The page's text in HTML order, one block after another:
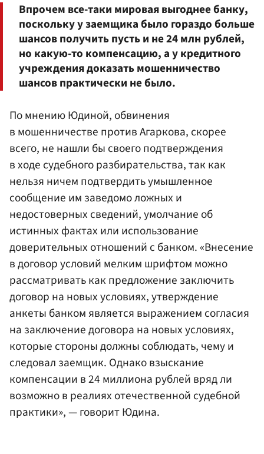
Впрочем все-таки мировая выгоднее банку,
поскольку у заемщика было гораздо больше
шансов получить пусть и не 24 млн рублей,
но какую-то компенсацию, а у кредитного
учреждения доказать мошенничество
шансов практически не было.
По мнению Юдиной, обвинения
в мошенничестве против Агаркова, скорее
всего, не нашли бы своего подтверждения
в ходе судебного разбирательства, так как
нельзя ничем подтвердить умышленное
сообщение им заведомо ложных и
недостоверных сведений, умолчание об
истинных фактах или использование
доверительных отношений с банком. «Внесение
в договор условий мелким шрифтом можно
рассматривать как предложение заключить
договор на новых условиях, утверждение
анкеты банком является выражением согласия
на заключение договора на новых условиях,
которые стороны должны соблюдать, чему и
следовал заемщик. Однако взыскание
компенсации в 24 миллиона рублей вряд ли
возможно в реалиях отечественной судебной
практики», — говорит Юдина.